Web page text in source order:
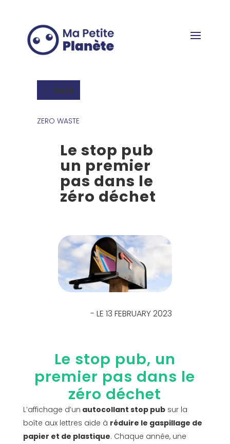
Back
ZERO WASTE
Le stop pub
un premier
pas dans le
zéro déchet
- LE 13 FEBRUARY 2023
Le stop pub, un
premier pas dans le
zéro déchet
L’affichage d’un autocollant stop pubsur la
boîte aux lettres aide à réduire le gaspillage de
papier et de plastique. Chaque année, une